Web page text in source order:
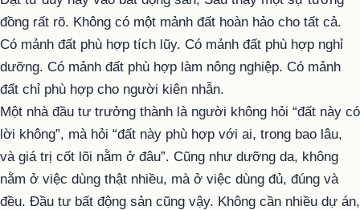
đồng rất rõ. Không có một mảnh đất hoàn hảo cho tất cả.
Có mảnh đất phù hợp tích lũy. Có mảnh đất phù hợp nghỉ
dưỡng. Có mảnh đất phù hợp làm nông nghiệp. Có mảnh
đất chỉ phù hợp cho người kiên nhẫn.
Một nhà đầu tư trưởng thành là người không hỏi “đất này có
lời không”, mà hỏi “đất này phù hợp với ai, trong bao lâu,
và giá trị cốt lõi nằm ở đâu”. Cũng như dưỡng da, không
nằm ở việc dùng thật nhiều, mà ở việc dùng đủ, đúng và
đều. Đầu tư bất động sản cũng vậy. Không cần nhiều dự án,